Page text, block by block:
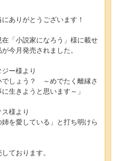
ありがとうございます！
「小説家になろう」様に載せ
今月発売されました。
ー様より
でしょう？ ～めでたく離縁さ
生きようと思います～」
様より
姉を愛している」と打ち明けら
ております。